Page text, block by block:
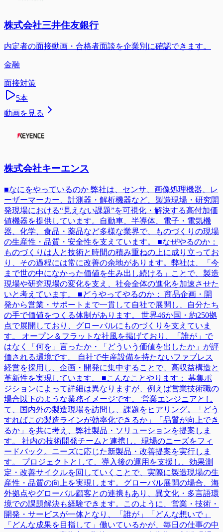
株式会社三井住友銀行
内定者の面接動画・合格者面談を企業別に確認できます。
金融
面接対策
5本
動画を見る
株式会社キーエンス
■なにをやっているのか 弊社は、センサ、画像処理機器、レ
ーザーマーカー、計測器・解析機器など、製造現場・研究開
発現場における“見えない課題”を可視化・解決する高付加価
値機器を提供しています。自動車、半導体、電子・電気機
器、化学、食品・薬品など多様な業界で、ものづくりの現場
の生産性・品質・安全性を支えています。 ■なぜやるのか：
ものづくりは人と技術と時間の積み重ねの上に成り立ってお
り、その過程には常に改善の余地があります。弊社は、「今
まで世の中になかった価値を生み出し続ける」ことで、製造
現場や研究現場の変化を支え、社会全体の進化を加速させた
いと考えています。 ■どうやってやるのか： 商品企画・開
発から営業・サポートまで一貫して自社で展開し、自分たち
の手で価値をつくる体制があります。 世界46か国・約250拠
点で展開しており、グローバルにものづくりを支えていま
す。 オープン＆フラットな社風を掲げており、「誰が」で
はなく「何を」言ったか・「どういう価値を出したか」が評
価される環境です。 自社で生産設備を持たないファブレス
経営を採用し、企画・開発に集中することで、高収益構造と
革新性を実現しています。 ■こんなことやります： 募集ポ
ジションによって詳細は異なりますが、例えば営業技術職の
場合以下のような業務イメージです。 営業エンジニアとし
て、国内外の製造現場を訪問し、課題をヒアリング。「どう
すればこの製造ラインが効率化できるか」「品質が向上でき
るか」を共に考え、弊社製品・ソリューションを提案しま
す。 社内の技術開発チームと連携し、現場のニーズをフィ
ードバック。ニーズに応じた新製品・改善提案を実行しま
す。 プロジェクトとして、導入後の運用を支援し、効果測
定・改善サイクルを回していくことで、実際に製造現場の生
産性・品質の向上を実現します。グローバル展開の場合、海
外拠点やグローバル顧客との連携もあり、異文化・多言語環
境での課題解決も経験できます。このように、営業・技術・
開発・サービスが一体となり、「誰が」「どんな想いで」
「どんな成果を目指して」働いているかが、毎日の仕事の中